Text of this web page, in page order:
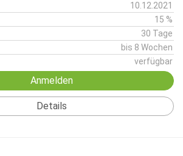
10.12.2021
15 %
30 Tage
bis 8 Wochen
verfügbar
Anmelden
Details